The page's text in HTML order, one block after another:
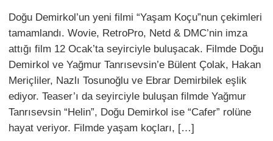
Doğu Demirkol’un yeni filmi “Yaşam Koçu”nun çekimleri
tamamlandı. Wovie, RetroPro, Netd & DMC’nin imza
attığı film 12 Ocak’ta seyirciyle buluşacak. Filmde Doğu
Demirkol ve Yağmur Tanrısevsin’e Bülent Çolak, Hakan
Meriçliler, Nazlı Tosunoğlu ve Ebrar Demirbilek eşlik
ediyor. Teaser’ı da seyirciyle buluşan filmde Yağmur
Tanrısevsin “Helin”, Doğu Demirkol ise “Cafer” rolüne
hayat veriyor. Filmde yaşam koçları, […]